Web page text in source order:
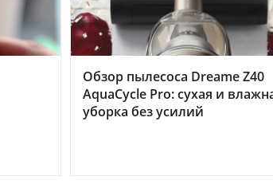
Обзор пылесоса Dreame Z40
AquaCycle Pro: сухая и
уборка без усилий